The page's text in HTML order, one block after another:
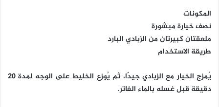
المكونات
نصف خيارة مبشورة
ملعقتان كبيرتان من الزبادي البارد
طريقة الاستخدام
يُمزج الخيار مع الزبادي جيدًا، ثم يُوزع الخليط على الوجه لمدة 20
دقيقة قبل غسله بالماء الفاتر.